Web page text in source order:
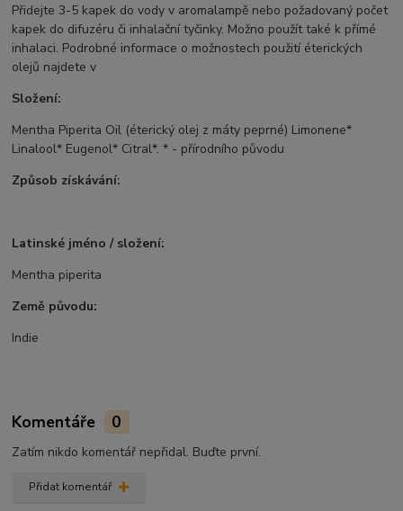
Přidejte 3-5 kapek do vody v aromalampě nebo požadovaný počet
kapek do difuzéru či inhalační tyčinky. Možno použít také k přímé
inhalaci. Podrobné informace o možnostech použití éterických
olejů najdete v
Složení:
Mentha Piperita Oil (éterický olej z máty peprné) Limonene*
Linalool* Eugenol* Citral*. * - přírodního původu
Způsob získávání:
Latinské jméno / složení:
Mentha piperita
Země původu:
Indie
Komentáře 0
Zatím nikdo komentář nepřidal. Buďte první.
Přidat komentář